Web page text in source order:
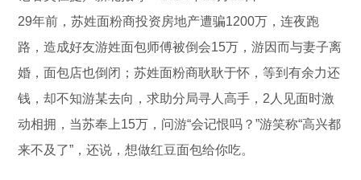
29年前，苏姓面粉商投资房地产遭骗1200万，连夜跑
路，造成好友游姓面包师傅被倒会15万，游因而与妻子离
婚，面包店也倒闭；苏姓面粉商耿耿于怀，等到有余力还
钱，却不知游某去向，求助分局寻人高手，2人见面时激
动相拥，当苏奉上15万，问游“会记恨吗？”游笑称“高兴都
来不及了”，还说，想做红豆面包给你吃。